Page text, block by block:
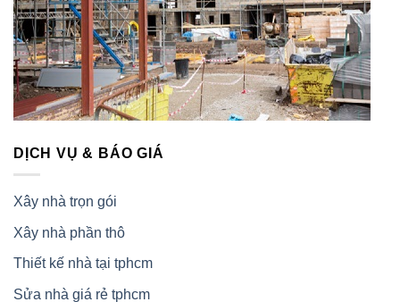
DỊCH VỤ & BÁO GIÁ
Xây nhà trọn gói
Xây nhà phần thô
Thiết kế nhà tại tphcm
Sửa nhà giá rẻ tphcm